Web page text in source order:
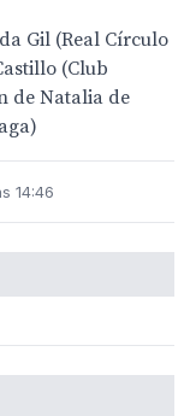
Gil (Real Círculo
(Club
de Natalia de
14:46